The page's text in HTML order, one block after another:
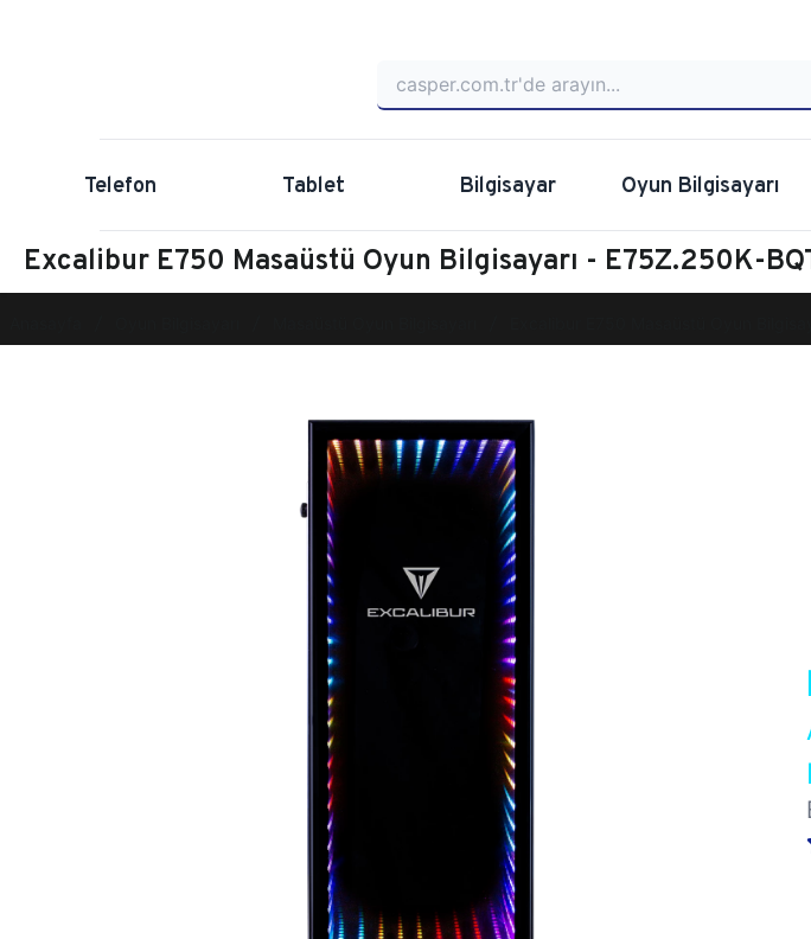
Telefon Tablet Bilgisayar Oyun Bilgisayarı
Excalibur E750 Masaüstü Oyun Bilgisayarı - E75Z.250K-